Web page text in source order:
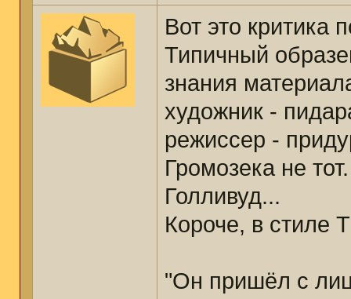
Вот это критика
Типичный
знания
художник -
режиссер -
Громозека не
Голливуд...
Короче, в стиле
"Он пришёл с